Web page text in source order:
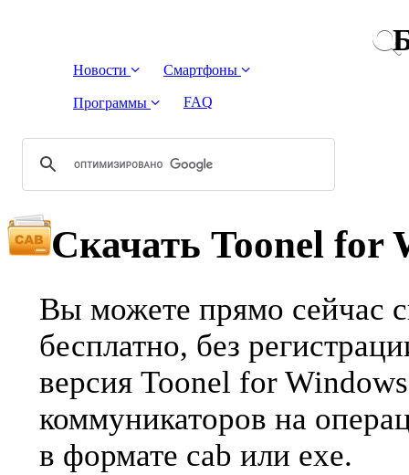
Новости Смартфоны
Программы FAQ
Скачать Toonel for
Вы можете прямо сейчас
бесплатно, без
версия Toonel for
коммуникаторов на
в формате cab или exe.